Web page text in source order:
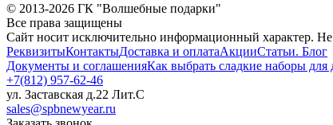
© 2013-2026 ГК "Волшебные подарки"
Все права защищены
Сайт носит исключительно информационный характер. Не
РеквизитыКонтактыДоставка и оплатаАкцииСтатьи. Блог
Документы и соглашенияКак выбрать сладкие наборы
+7(812) 957-62-46
ул. Заставская д.22 Лит.С
sales@spbnewyear.ru